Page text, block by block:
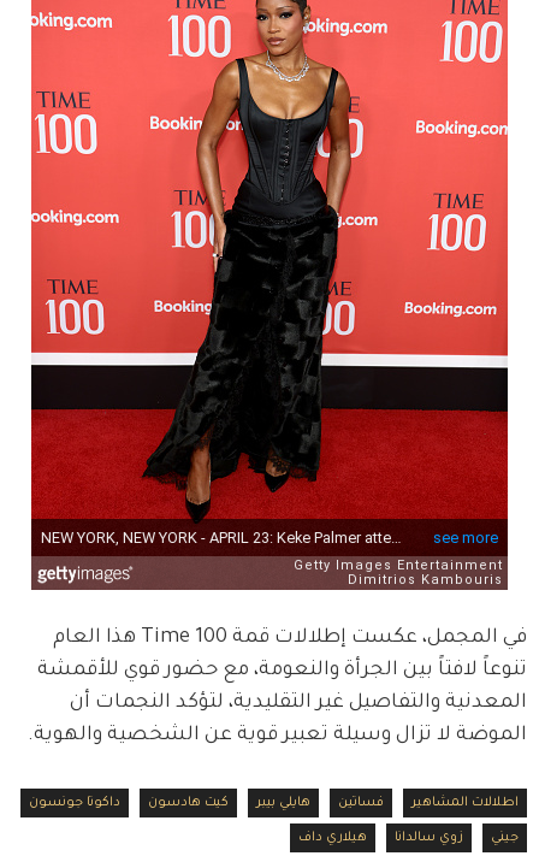
في المجمل، عكست إطلالات قمة Time 100 هذا العام
تنوعاً لافتاً بين الجرأة والنعومة، مع حضور قوي للأقمشة
المعدنية والتفاصيل غير التقليدية، لتؤكد النجمات أن
الموضة لا تزال وسيلة تعبير قوية عن الشخصية والهوية.
اطلالات المشاهير فساتين هايلي بيبر كيت هادسون داكوتا جونسون
جيني زوي سالدانا هيلاري داف